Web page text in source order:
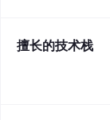
擅长的技术栈